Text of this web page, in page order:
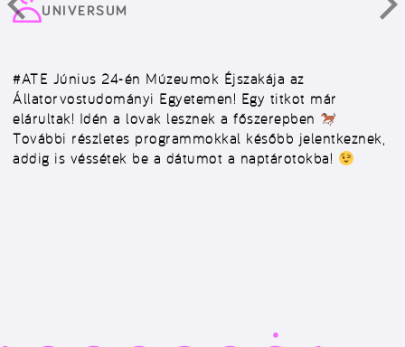
UNIVERSUM
#ATE Június 24-én Múzeumok Éjszakája az
Állatorvostudományi Egyetemen! Egy titkot már
elárultak! Idén a lovak lesznek a főszerepben
További részletes programmokkal később jelentkeznek,
addig is véssétek be a dátumot a naptárotokba!